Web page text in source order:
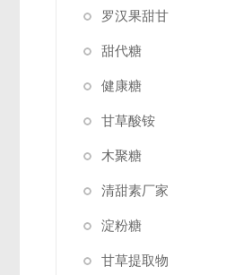
罗汉果甜甘
甜代糖
健康糖
甘草酸铵
木聚糖
清甜素厂家
淀粉糖
甘草提取物